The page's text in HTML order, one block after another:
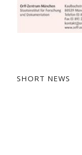
SHORT NEWS